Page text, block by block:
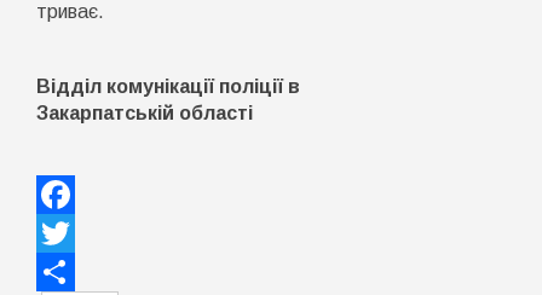
триває.
Відділ комунікації поліції в
Закарпатській області
Facebook
Twitter